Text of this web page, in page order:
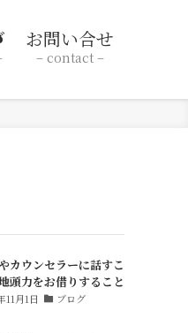
お問い合せ
– contact –
カウンセラーに話すこ
頭力をお借りすること
11月1日 ブログ